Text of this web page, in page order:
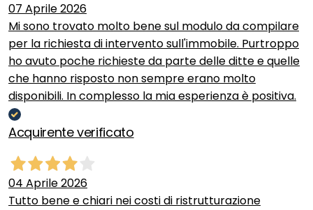
07 Aprile 2026
Mi sono trovato molto bene sul modulo da compilare
per la richiesta di intervento sull'immobile. Purtroppo
ho avuto poche richieste da parte delle ditte e quelle
che hanno risposto non sempre erano molto
disponibili. In complesso la mia esperienza è positiva.
Acquirente verificato
04 Aprile 2026
Tutto bene e chiari nei costi di ristrutturazione